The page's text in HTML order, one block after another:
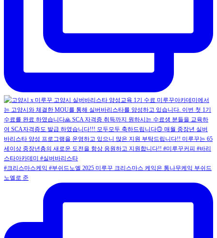
#크리스마스케익 #부쉬드노엘 2025 미루꾸 크리스마스 케익은 통나무케익 부쉬드
노엘로 준